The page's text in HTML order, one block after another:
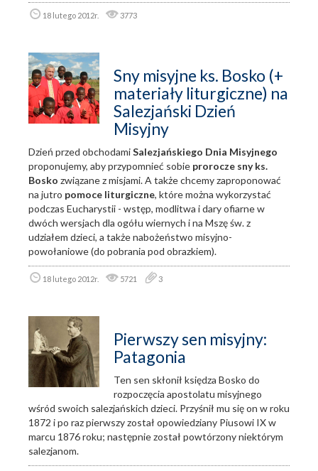
18 lutego 2012r. 3773
Sny misyjne ks. Bosko (+
materiały liturgiczne) na
Salezjański Dzień
Misyjny
Dzień przed obchodamiSalezjańskiego Dnia Misyjnego
proponujemy, aby przypomnieć sobie prorocze sny ks.
Bosko związane z misjami. A także chcemy zaproponować
na jutro pomoce liturgiczne, które można wykorzystać
podczas Eucharystii - wstęp, modlitwa i dary ofiarne w
dwóch wersjach dla ogółu wiernych i na Mszę św. z
udziałem dzieci, a także nabożeństwo misyjno-
powołaniowe (do pobrania pod obrazkiem).
18 lutego 2012r. 5721 3
Pierwszy sen misyjny:
Patagonia
Ten sen skłonił księdza Bosko do
rozpoczęcia apostolatu misyjnego
wśród swoich salezjańskich dzieci. Przyśnił mu się on w roku
1872 i po raz pierwszy został opowiedziany Piusowi IX w
marcu 1876 roku; następnie został powtórzony niektórym
salezjanom.